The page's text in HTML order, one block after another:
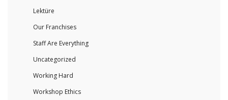
Lektüre
Our Franchises
Staff Are Everything
Uncategorized
Working Hard
Workshop Ethics